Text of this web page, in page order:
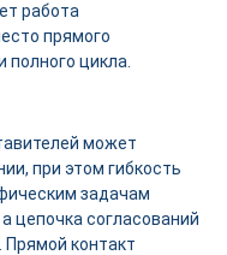
работа
прямого
цикла.
может
при этом гибкость
задачам
цепочка согласований
Прямой контакт